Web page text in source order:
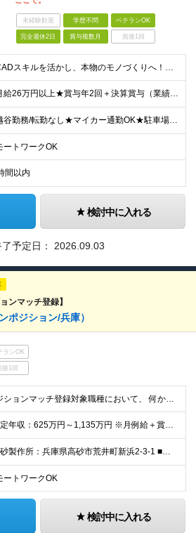
未経験歓迎 学歴不問 ベテランOK
完全週休2日 賞与複数月 面接1回
＼CADスキルを活かし、本物のモノづくりへ！／ ■学歴不問 ■CADを使ったことがある方（学生時代でも可） ■要普通免許 ～このような方にオススメです～ ・作業仕事から設計や構想に挑戦したい方 ・自
＼月給26万円以上★賞与年2回＋決算賞与（業績による）あり／ ＜給与＞ 【未経験者】月給26万円～＋各種手当＋賞与年2回＋決算賞与（業績による） 【経験者】月給33万円～＋各種手当＋賞与年2回＋決算
＜越谷勤務/転勤なし★マイカー通勤OK★駐車場あり（会社負担）＞ 【勤務先】 埼玉県越谷市花田4-15-13 ※(変更の範囲)上記を除く当社関連勤務地
ートワークOK
間以内
検討中に入れる
予定日： 2026.09.03
ンマッチ登録】
ポジション/兵庫）
ランOK
接1回
ポジションマッチ登録対象職種において、 何かしらの知識・経験を有する方 【活かせる経験・スキル】 ●T生産技術・製造技術の実務経験（工法開発、工程設計、量産立ち上げ、歩留り改善、設備投資企画など、
■想定年収：625万円～1,135万円 ※月例給＋賞与＋諸手当 ※賞与年2回（6月、12月） ※残業手当は残業時間に応じて支給 ※給与額はあなたの経験と実績を踏まえて決定いたします ※試用期間2ヶ月あ
■高砂製作所：兵庫県高砂市荒井町新浜2-3-1 ■加古川製鉄所：兵庫県加古川市金沢町1 ※業務の都合等により、会社の指示する業務への 異動を命じることがあります。
ートワークOK
検討中に入れる